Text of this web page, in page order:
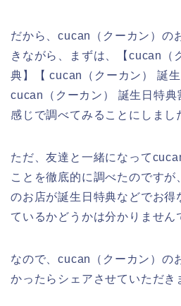
だから、cucan（クーカン）の
きながら、まずは、【cucan（
典】【 cucan（クーカン） 誕
cucan（クーカン） 誕生日特典
感じで調べてみることにしまし
ただ、友達と一緒になって
ことを徹底的に調べたのですが
のお店が誕生日特典などでお得
ているかどうかは分かりません
なので、cucan（クーカン）の
かったらシェアさせていただき